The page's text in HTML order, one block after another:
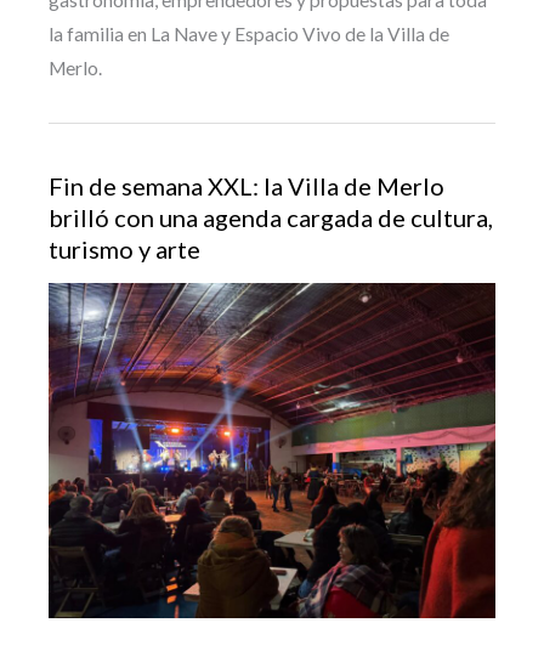
la familia en La Nave y Espacio Vivo de la Villa de
Merlo.
Fin de semana XXL: la Villa de Merlo
brilló con una agenda cargada de cultura,
turismo y arte